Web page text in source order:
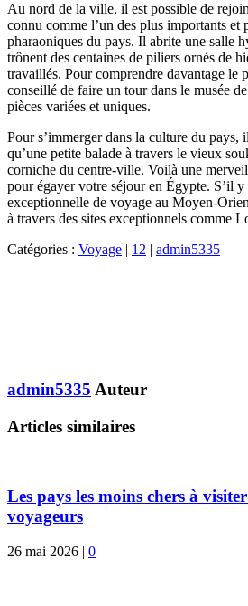
Au nord de la ville, il est possible de
connu comme l’un des plus importants et
pharaoniques du pays. Il abrite une salle
trônent des centaines de piliers ornés de
travaillés. Pour comprendre davantage le
conseillé de faire un tour dans le musée
pièces variées et uniques.
Pour s’immerger dans la culture du pays,
qu’une petite balade à travers le vieux
corniche du centre-ville. Voilà une
pour égayer votre séjour en Égypte. S’il
exceptionnelle de voyage au Moyen-
à travers des sites exceptionnels comme
Catégories : Voyage | 12 | admin5335
admin5335 Auteur
Articles similaires
Les pays les moins chers à
voyageurs
26 mai 2026 | 0